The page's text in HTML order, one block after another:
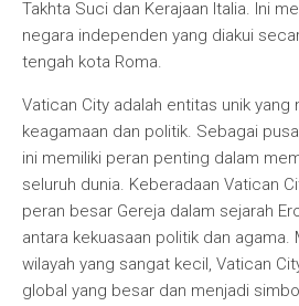
Takhta Suci dan Kerajaan Italia. Ini
negara independen yang diakui
tengah kota Roma.
Vatican City adalah entitas unik yang
keagamaan dan politik. Sebagai
ini memiliki peran penting dalam
seluruh dunia. Keberadaan Vatican
peran besar Gereja dalam sejarah
antara kekuasaan politik dan agama.
wilayah yang sangat kecil, Vatican
global yang besar dan menjadi